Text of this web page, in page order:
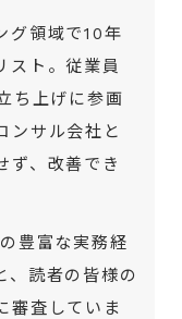
グ領域で10年
スト。従業員
ち上げに参画
ンサル会社と
ず、改善でき
豊富な実務経
、読者の皆様の
審査していま